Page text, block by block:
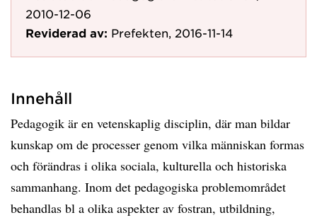
2010-12-06
Reviderad av: Prefekten, 2016-11-14
Innehåll
Pedagogik är en vetenskaplig disciplin, där man bildar
kunskap om de processer genom vilka människan formas
och förändras i olika sociala, kulturella och historiska
sammanhang. Inom det pedagogiska problemområdet
behandlas bl a olika aspekter av fostran, utbildning,